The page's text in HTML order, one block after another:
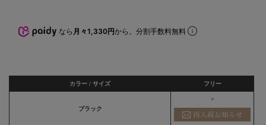
なら 月々1,330円から。分割手数料無料
カラー / サイズ フリー
ブラック
×